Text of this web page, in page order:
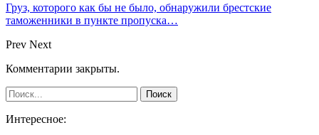
Груз, которого как бы не было, обнаружили брестские
таможенники в пункте пропуска…
Prev Next
Комментарии закрыты.
Интересное: